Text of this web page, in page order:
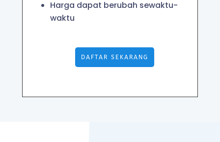
Harga dapat berubah sewaktu-
waktu
DAFTAR SEKARANG